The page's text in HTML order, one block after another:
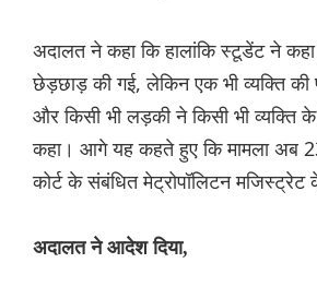
अदालत ने कहा कि हालांकि स्टूडेंट ने
छेड़छाड़ की गई, लेकिन एक भी व्यक्ति की
और किसी भी लड़की ने किसी भी व्यक्ति
कहा। आगे यह कहते हुए कि मामला अब
कोर्ट के संबंधित मेट्रोपॉलिटन मजिस्ट्रेट
अदालत ने आदेश दिया,